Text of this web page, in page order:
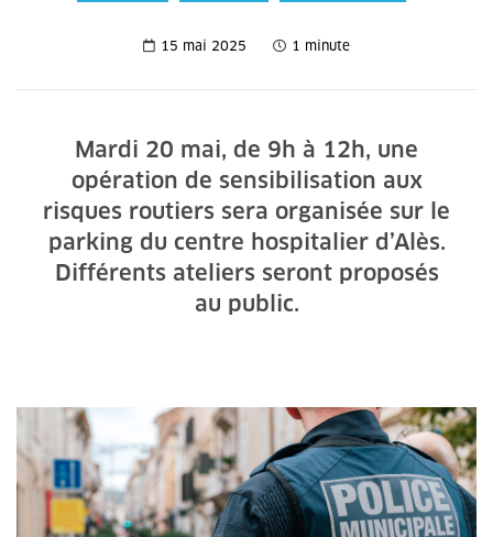
15 mai 2025 1 minute
Mardi 20 mai, de 9h à 12h, une
opération de sensibilisation aux
risques routiers sera organisée sur le
parking du centre hospitalier d’Alès.
Différents ateliers seront proposés
au public.